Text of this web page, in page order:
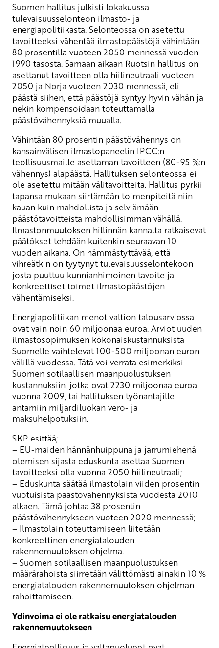
Suomen hallitus julkisti lokakuussa
tulevaisuusselonteon ilmasto- ja
energiapolitiikasta. Selonteossa on asetettu
tavoitteeksi vähentää ilmastopäästöjä vähintään
80 prosentilla vuoteen 2050 mennessä vuoden
1990 tasosta. Samaan aikaan Ruotsin hallitus on
asettanut tavoitteen olla hiilineutraali vuoteen
2050 ja Norja vuoteen 2030 mennessä, eli
päästä siihen, että päästöjä syntyy hyvin vähän ja
nekin kompensoidaan toteuttamalla
päästövähennyksiä muualla.
Vähintään 80 prosentin päästövähennys on
kansainvälisen ilmastopaneelin IPCC:n
teollisuusmaille asettaman tavoitteen (80-95 %:n
vähennys) alapäästä. Hallituksen selonteossa ei
ole asetettu mitään välitavoitteita. Hallitus pyrkii
tapansa mukaan siirtämään toimenpiteitä niin
kauan kuin mahdollista ja selviämään
päästötavoitteista mahdollisimman vähällä.
Ilmastonmuutoksen hillinnän kannalta ratkaisevat
päätökset tehdään kuitenkin seuraavan 10
vuoden aikana. On hämmästyttävää, että
vihreätkin on tyytynyt tulevaisuusselontekoon
josta puuttuu kunnianhimoinen tavoite ja
konkreettiset toimet ilmastopäästöjen
vähentämiseksi.
Energiapolitiikan menot valtion talousarviossa
ovat vain noin 60 miljoonaa euroa. Arviot uuden
ilmastosopimuksen kokonaiskustannuksista
Suomelle vaihtelevat 100-500 miljoonan euron
välillä vuodessa. Tätä voi verrata esimerkiksi
Suomen sotilaallisen maanpuolustuksen
kustannuksiin, jotka ovat 2230 miljoonaa euroa
vuonna 2009, tai hallituksen työnantajille
antamiin miljardiluokan vero- ja
maksuhelpotuksiin.
SKP esittää;
– EU-maiden hännänhuippuna ja jarrumiehenä
olemisen sijasta eduskunta asettaa Suomen
tavoitteeksi olla vuonna 2050 hiilineutraali;
– Eduskunta säätää ilmastolain viiden prosentin
vuotuisista päästövähennyksistä vuodesta 2010
alkaen. Tämä johtaa 38 prosentin
päästövähennykseen vuoteen 2020 mennessä;
– Ilmastolain toteuttamiseen liitetään
konkreettinen energiatalouden
rakennemuutoksen ohjelma.
– Suomen sotilaallisen maanpuolustuksen
määrärahoista siirretään välittömästi ainakin 10 %
energiatalouden rakennemuutoksen ohjelman
rahoittamiseen.
Ydinvoima ei ole ratkaisu energiatalouden
rakennemuutokseen